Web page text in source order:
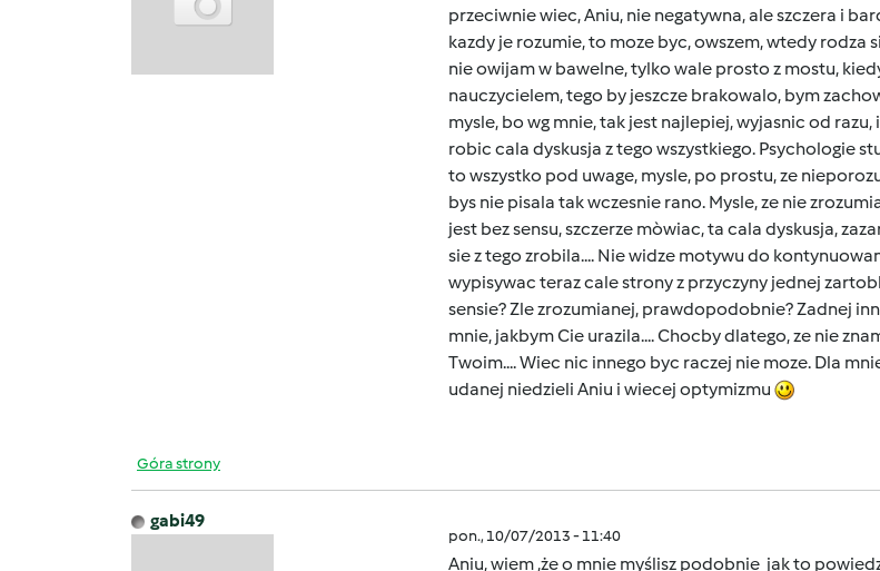
przeciwnie wiec, Aniu, nie negatywna, ale szczera i
kazdy je rozumie, to moze byc, owszem, wtedy
nie owijam w bawelne, tylko wale prosto z mostu,
nauczycielem, tego by jeszcze brakowalo, bym
mysle, bo wg mnie, tak jest najlepiej, wyjasnic od razu,
robic cala dyskusja z tego wszystkiego. Psychologie
to wszystko pod uwage, mysle, po prostu, ze
bys nie pisala tak wczesnie rano. Mysle, ze nie
jest bez sensu, szczerze mòwiac, ta cala dyskusja,
sie z tego zrobila.... Nie widze motywu do
wypisywac teraz cale strony z przyczyny jednej
sensie? Zle zrozumianej, prawdopodobnie? Zadnej
mnie, jakbym Cie urazila.... Chocby dlatego, ze nie
Twoim.... Wiec nic innego byc raczej nie moze. Dla
udanej niedzieli Aniu i wiecej optymizmu
Góra strony
gabi49
pon., 10/07/2013 - 11:40
Aniu, wiem ,że o mnie myślisz podobnie jak to